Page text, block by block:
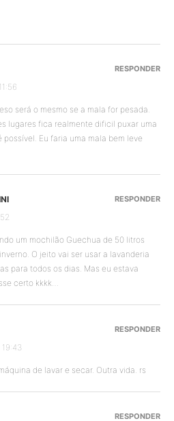
será o mesmo se a mala for pesada.
lugares fica realmente dificil puxar uma
Eu faria uma mala bem leve
RESPONDER
um mochilão Guechua de 50 litros
O jeito vai ser usar a lavanderia
para todos os dias. Mas eu estava
certo kkkk…
RESPONDER
de lavar e secar. Outra vida. rs
RESPONDER
RESPONDER